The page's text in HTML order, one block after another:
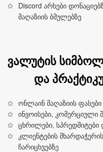
Discord არხები
მაღაზიის ბმულებზე
ვალუტის
და
ონლაინ მაღაზიის
ინვოისები, კომერციული
ცხრილები, სპრედშიტები
კლიენტების
ჩარიცხვებზე